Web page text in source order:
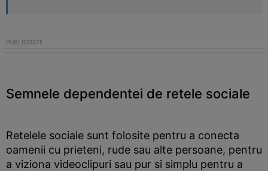
Semnele dependentei de retele sociale
Retelele sociale sunt folosite pentru a conecta
oamenii cu prieteni, rude sau alte persoane, pentru
a viziona videoclipuri sau pur si simplu pentru a